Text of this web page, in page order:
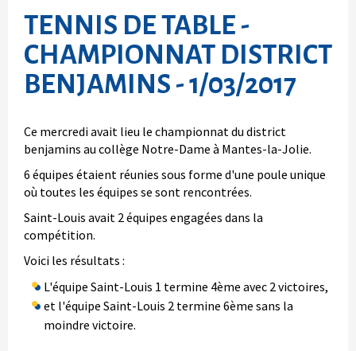
TENNIS DE TABLE -
CHAMPIONNAT DISTRICT
BENJAMINS - 1/03/2017
Ce mercredi avait lieu le championnat du district
benjamins au collège Notre-Dame à Mantes-la-Jolie.
6 équipes étaient réunies sous forme d'une poule unique
où toutes les équipes se sont rencontrées.
Saint-Louis avait 2 équipes engagées dans la
compétition.
Voici les résultats :
L'équipe Saint-Louis 1 termine 4ème avec 2 victoires,
et l'équipe Saint-Louis 2 termine 6ème sans la
moindre victoire.